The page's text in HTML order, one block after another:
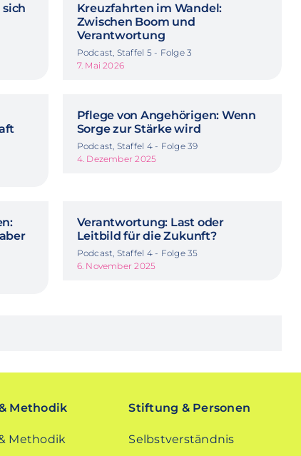
Kreuzfahrten im Wandel:
Zwischen Boom und
Verantwortung
Podcast, Staffel 5 - Folge 3
7. Mai 2026
Pflege von Angehörigen: Wenn
Sorge zur Stärke wird
Podcast, Staffel 4 - Folge 39
4. Dezember 2025
Verantwortung: Last oder
Leitbild für die Zukunft?
Podcast, Staffel 4 - Folge 35
6. November 2025
Methodik
Methodik
Stiftung & Personen
Selbstverständnis